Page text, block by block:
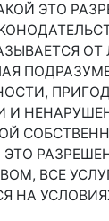
ЭТО
И
ЭТО
ВСЕ
НА